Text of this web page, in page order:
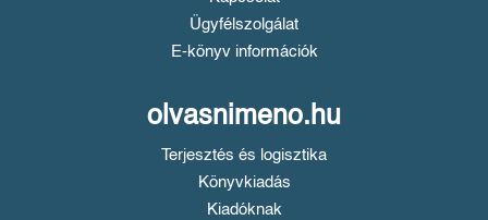
Ügyfélszolgálat
E-könyv információk
olvasnimeno.hu
Terjesztés és logisztika
Könyvkiadás
Kiadóknak